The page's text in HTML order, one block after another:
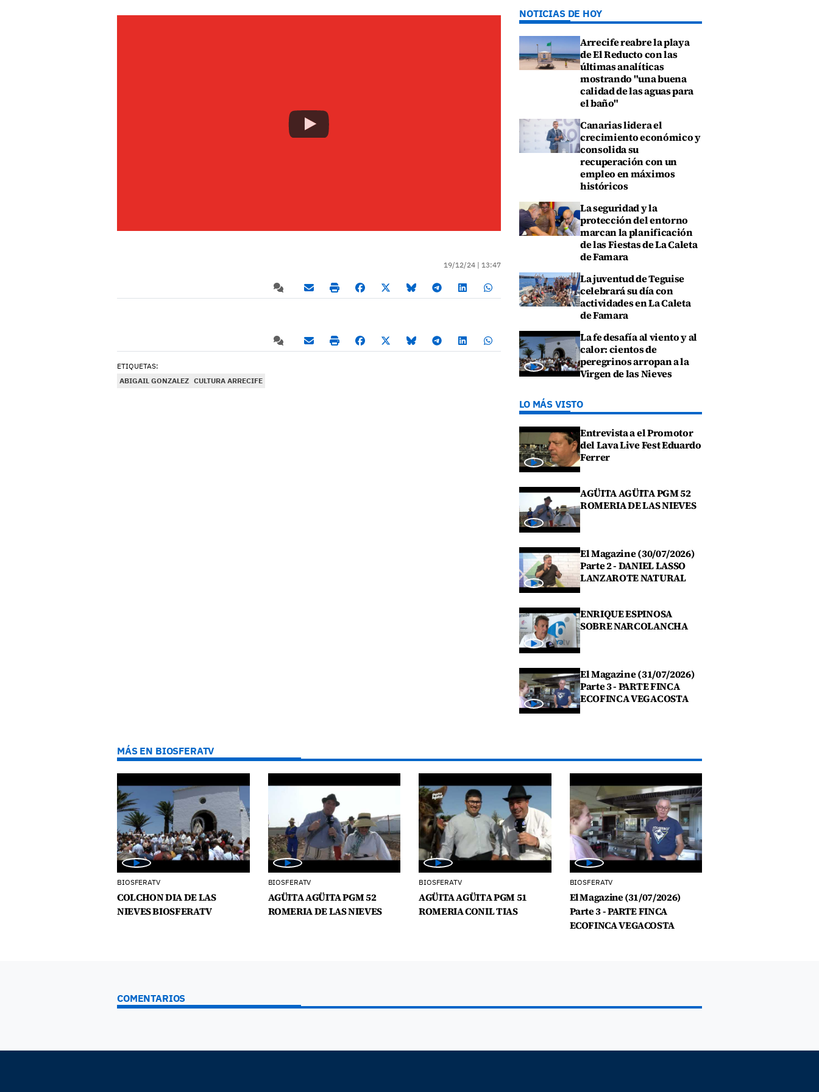
19/12/24 | 13:47
ETIQUETAS:
ABIGAIL GONZALEZ CULTURA ARRECIFE
NOTICIAS DE HOY
Arrecife reabre la playa
de El Reducto con las
últimas analíticas
mostrando "una buena
calidad de las aguas para
el baño"
Canarias lidera el
crecimiento económico y
consolida su
recuperación con un
empleo en máximos
históricos
La seguridad y la
protección del entorno
marcan la planificación
de las Fiestas de La Caleta
de Famara
La juventud de Teguise
celebrará su día con
actividades en La Caleta
de Famara
La fe desafía al viento y al
calor: cientos de
peregrinos arropan a la
Virgen de las Nieves
LO MÁS VISTO
Entrevista a el Promotor
del Lava Live Fest Eduardo
Ferrer
AGÜITA AGÜITA PGM 52
ROMERIA DE LAS NIEVES
El Magazine (30/07/2026)
Parte 2 - DANIEL LASSO
LANZAROTE NATURAL
ENRIQUE ESPINOSA
SOBRE NARCOLANCHA
El Magazine (31/07/2026)
Parte 3 - PARTE FINCA
ECOFINCA VEGACOSTA
MÁS EN BIOSFERATV
BIOSFERATV
COLCHON DIA DE LAS
NIEVES BIOSFERATV
BIOSFERATV
AGÜITA AGÜITA PGM 52
ROMERIA DE LAS NIEVES
BIOSFERATV
AGÜITA AGÜITA PGM 51
ROMERIA CONIL TIAS
BIOSFERATV
El Magazine (31/07/2026)
Parte 3 - PARTE FINCA
ECOFINCA VEGACOSTA
COMENTARIOS